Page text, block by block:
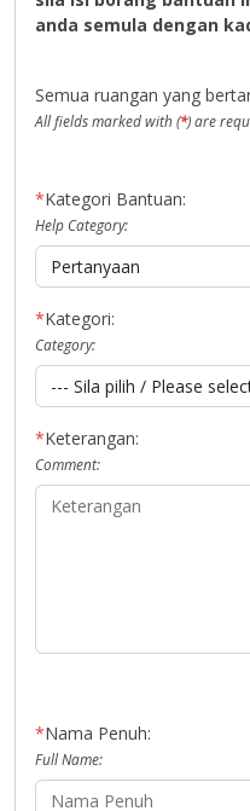
anda semula dengan
Semua ruangan yang
All fields marked with (*) are
*Kategori Bantuan:
Help Category:
*Kategori:
Category:
*Keterangan:
Comment:
*Nama Penuh:
Full Name: